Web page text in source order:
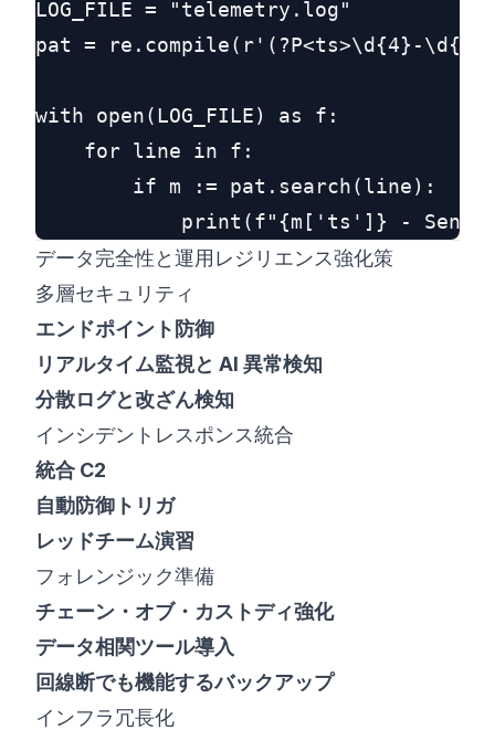
LOG_FILE = "telemetry.log"
pat = re.compile(r'(?P<ts>\d{4}-
with open(LOG_FILE) as f:
    for line in f:
        if m := pat.search(line):
データ完全性と運用レジリエンス強化策
多層セキュリティ
エンドポイント防御
リアルタイム監視と AI 異常検知
分散ログと改ざん検知
インシデントレスポンス統合
統合 C2
自動防御トリガ
レッドチーム演習
フォレンジック準備
チェーン・オブ・カストディ強化
データ相関ツール導入
回線断でも機能するバックアップ
インフラ冗長化